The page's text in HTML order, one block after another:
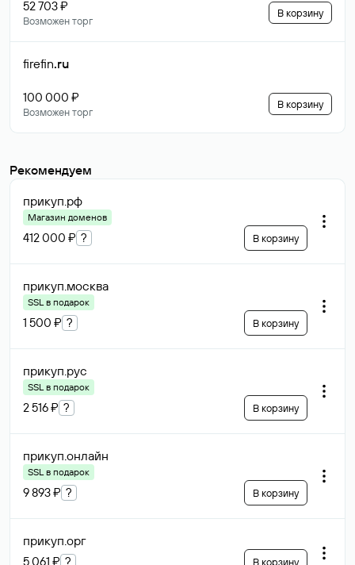
52 703 ₽
Возможен торг
В корзину
firefin.ru
100 000 ₽
Возможен торг
В корзину
Рекомендуем
прикуп.рф
Магазин доменов
412 000 ₽ ? В корзину
прикуп.москва
SSL в подарок
1 500 ₽ ? В корзину
прикуп.рус
SSL в подарок
2 516 ₽ ? В корзину
прикуп.онлайн
SSL в подарок
9 893 ₽ ? В корзину
прикуп.орг
5 061 ₽ ? В корзину